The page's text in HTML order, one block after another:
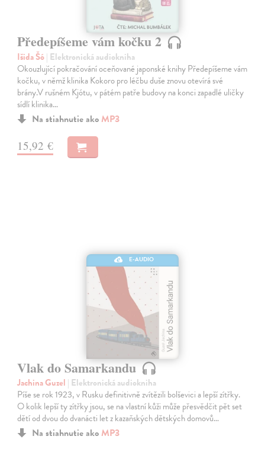
Předepíšeme vám kočku 2
Išida Šó| Elektronická audiokniha
Okouzlující pokračování oceňované japonské knihy Předepíšeme vám
kočku, v němž klinika Kokoro pro léčbu duše znovu otevírá své
brány.V rušném Kjótu, v pátém patře budovy na konci zapadlé uličky
sídlí klinika…
Na stiahnutie ako MP3
15,92 €
E-AUDIO
Vlak do Samarkandu
Jachina Guzel | Elektronická audiokniha
Píše se rok 1923, v Rusku definitivně zvítězili bolševici a lepší zítřky.
O kolik lepší ty zítřky jsou, se na vlastní kůži může přesvědčit pět set
dětí od dvou do dvanácti let z kazaňských dětských domovů…
Na stiahnutie ako MP3